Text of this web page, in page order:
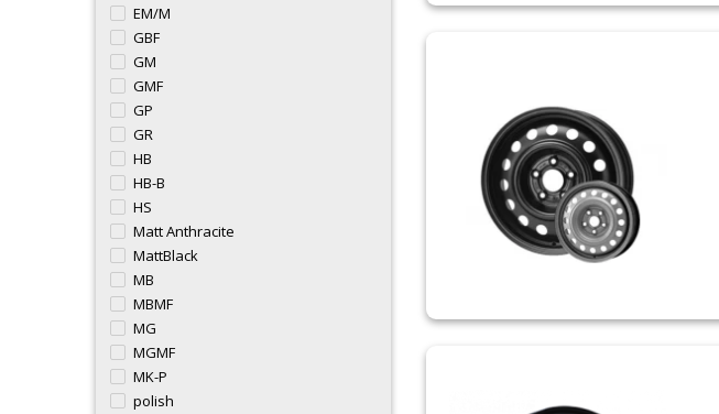
EM/M
GBF
GM
GMF
GP
GR
HB
HB-B
HS
Matt Anthracite
MattBlack
MB
MBMF
MG
MGMF
MK-P
polish